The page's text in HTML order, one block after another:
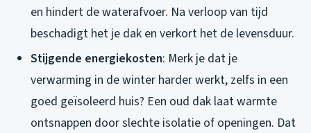
en hindert de waterafvoer. Na verloop van tijd
beschadigt het je dak en verkort het de levensduur.
Stijgende energiekosten: Merk je dat je
verwarming in de winter harder werkt, zelfs in een
goed geïsoleerd huis? Een oud dak laat warmte
ontsnappen door slechte isolatie of openingen. Dat